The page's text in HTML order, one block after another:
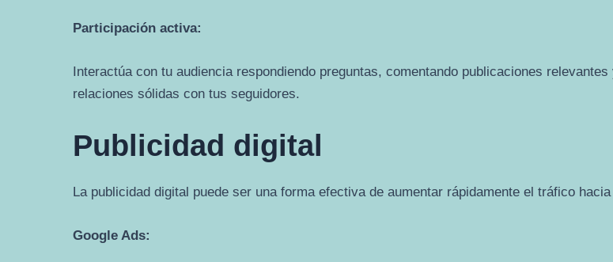
Participación activa:
Interactúa con tu audiencia respondiendo preguntas, comentando publicaciones
relaciones sólidas con tus seguidores.
Publicidad digital
La publicidad digital puede ser una forma efectiva de aumentar rápidamente el tráfico
Google Ads: